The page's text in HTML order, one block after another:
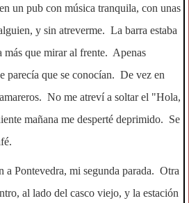
un pub con música tranquila, con unas
y sin atreverme. La barra estaba
más que mirar al frente. Apenas
parecía que se conocían. De vez en
No me atreví a soltar el "Hola,
mañana me desperté deprimido. Se
a Pontevedra, mi segunda parada. Otra
al lado del casco viejo, y la estación